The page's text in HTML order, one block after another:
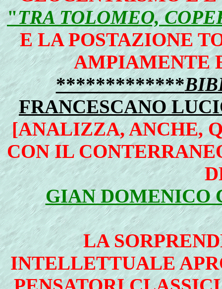
"TRA TOLOMEO,
E LA POSTAZIONE
AMPIAMENTE
*************
FRANCESCANO
[ANALIZZA, ANCHE,
CON IL
GIAN DOMENICO
LA
INTELLETTUALE